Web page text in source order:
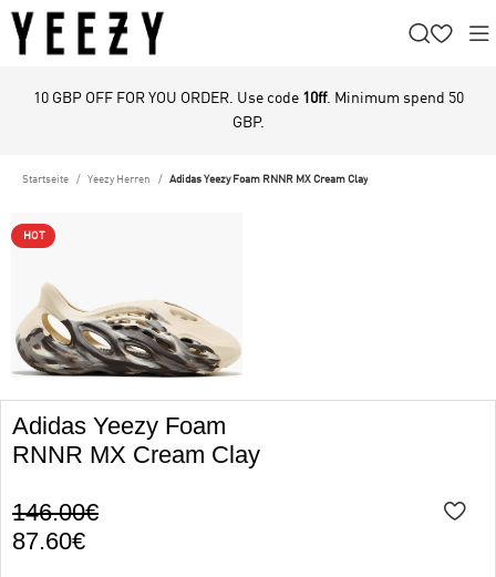
10 GBP OFF FOR YOU ORDER. Use code 10ff. Minimum spend 50
GBP.
Startseite Yeezy Herren Adidas Yeezy Foam RNNR MX Cream Clay
HOT
Adidas Yeezy Foam
RNNR MX Cream Clay
146.00€
87.60€